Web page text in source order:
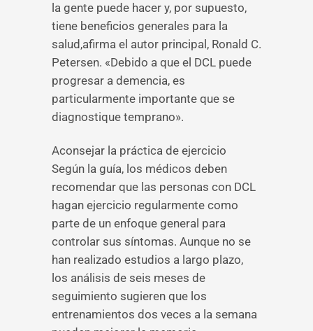
la gente puede hacer y, por supuesto,
tiene beneficios generales para la
salud,afirma el autor principal, Ronald C.
Petersen. «Debido a que el DCL puede
progresar a demencia, es
particularmente importante que se
diagnostique temprano».
Aconsejar la práctica de ejercicio
Según la guía, los médicos deben
recomendar que las personas con DCL
hagan ejercicio regularmente como
parte de un enfoque general para
controlar sus síntomas. Aunque no se
han realizado estudios a largo plazo,
los análisis de seis meses de
seguimiento sugieren que los
entrenamientos dos veces a la semana